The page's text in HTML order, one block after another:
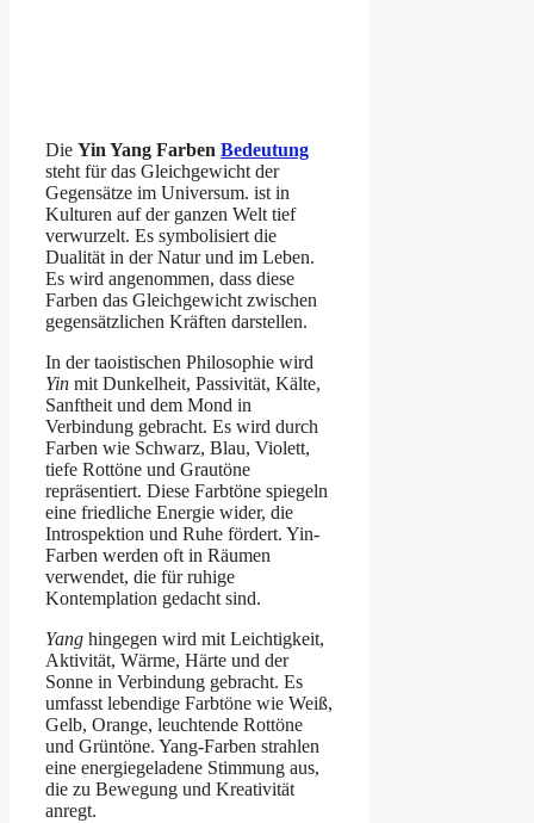
Die Yin Yang Farben Bedeutung
steht für das Gleichgewicht der
Gegensätze im Universum. ist in
Kulturen auf der ganzen Welt tief
verwurzelt. Es symbolisiert die
Dualität in der Natur und im Leben.
Es wird angenommen, dass diese
Farben das Gleichgewicht zwischen
gegensätzlichen Kräften darstellen.
In der taoistischen Philosophie wird
Yin mit Dunkelheit, Passivität, Kälte,
Sanftheit und dem Mond in
Verbindung gebracht. Es wird durch
Farben wie Schwarz, Blau, Violett,
tiefe Rottöne und Grautöne
repräsentiert. Diese Farbtöne spiegeln
eine friedliche Energie wider, die
Introspektion und Ruhe fördert. Yin-
Farben werden oft in Räumen
verwendet, die für ruhige
Kontemplation gedacht sind.
Yang hingegen wird mit Leichtigkeit,
Aktivität, Wärme, Härte und der
Sonne in Verbindung gebracht. Es
umfasst lebendige Farbtöne wie Weiß,
Gelb, Orange, leuchtende Rottöne
und Grüntöne. Yang-Farben strahlen
eine energiegeladene Stimmung aus,
die zu Bewegung und Kreativität
anregt.